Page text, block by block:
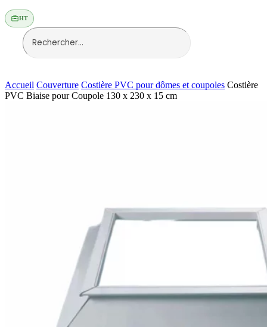
HT
Accueil Couverture Costière PVC pour dômes et coupoles Costière
PVC Biaise pour Coupole 130 x 230 x 15 cm